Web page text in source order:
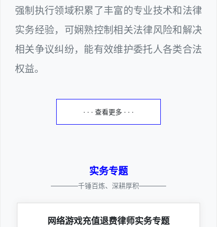
强制执行领域积累了丰富的专业技术和法律
实务经验，可娴熟控制相关法律风险和解决
相关争议纠纷，能有效维护委托人各类合法
权益。
· · · 查看更多 · · ·
实务专题
————千锤百炼、深耕厚积————
网络游戏充值退费律师实务专题